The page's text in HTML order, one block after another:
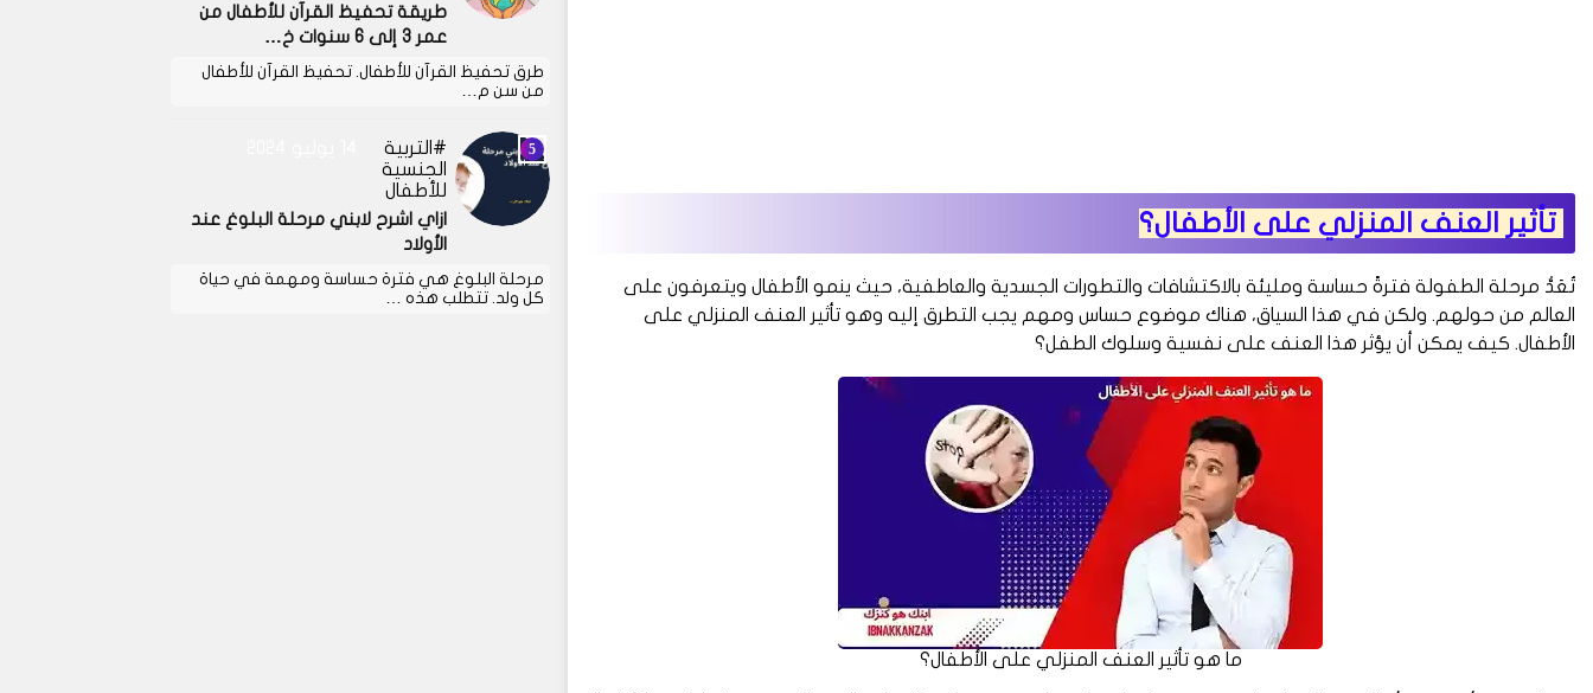
تأثير العنف المنزلي على الأطفال؟
تُعَدُّ مرحلة الطفولة فترةً حساسة ومليئة بالاكتشافات والتطورات الجسدية والعاطفية، حيث ينمو الأطفال ويتعرفون على
العالم من حولهم. ولكن في هذا السياق، هناك موضوع حساس ومهم يجب التطرق إليه وهو تأثير العنف المنزلي على
الأطفال. كيف يمكن أن يؤثر هذا العنف على نفسية وسلوك الطفل؟
ما هو تأثير العنف المنزلي على الأطفال؟
طريقة تحفيظ القرآن للأطفال من
عمر 3 إلى 6 سنوات خ…
طرق تحفيظ القرآن للأطفال. تحفيظ القرآن للأطفال
من سن م…
التربية
الجنسية
للأطفال
ازاي اشرح لابني مرحلة البلوغ عند
الأولاد
مرحلة البلوغ هي فترة حساسة ومهمة في حياة
كل ولد. تتطلب هذه …